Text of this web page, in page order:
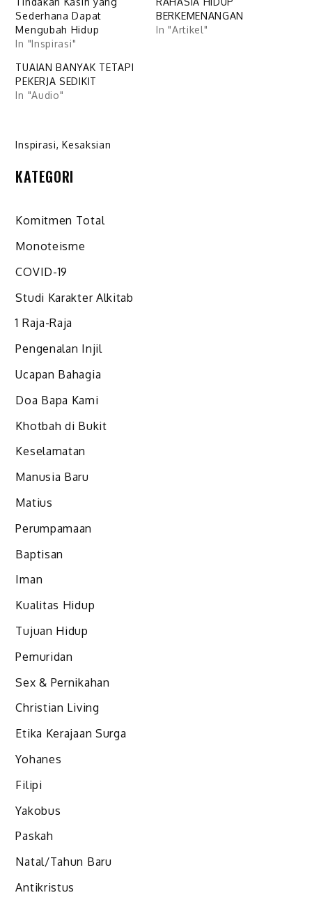
Sederhana Dapat
Mengubah Hidup
In "Inspirasi"
BERKEMENANGAN
In "Artikel"
TUAIAN BANYAK TETAPI
PEKERJA SEDIKIT
In "Audio"
Inspirasi, Kesaksian
KATEGORI
Komitmen Total
Monoteisme
COVID-19
Studi Karakter Alkitab
1 Raja-Raja
Pengenalan Injil
Ucapan Bahagia
Doa Bapa Kami
Khotbah di Bukit
Keselamatan
Manusia Baru
Matius
Perumpamaan
Baptisan
Iman
Kualitas Hidup
Tujuan Hidup
Pemuridan
Sex & Pernikahan
Christian Living
Etika Kerajaan Surga
Yohanes
Filipi
Yakobus
Paskah
Natal/Tahun Baru
Antikristus